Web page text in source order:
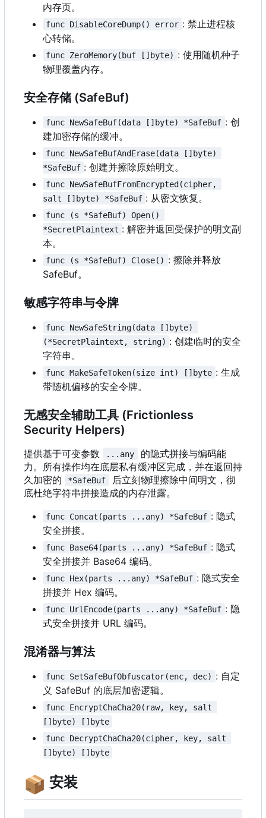
内存页。
func DisableCoreDump() error : 禁止进程核
心转储。
func ZeroMemory(buf []byte) : 使用随机种子
物理覆盖内存。
安全存储 (SafeBuf)
func NewSafeBuf(data []byte) *SafeBuf : 创
建加密存储的缓冲。
func NewSafeBufAndErase(data []byte)
*SafeBuf : 创建并擦除原始明文。
func NewSafeBufFromEncrypted(cipher,
salt []byte) *SafeBuf : 从密文恢复。
func (s *SafeBuf) Open()
*SecretPlaintext : 解密并返回受保护的明文副
本。
func (s *SafeBuf) Close() : 擦除并释放
SafeBuf。
敏感字符串与令牌
func NewSafeString(data []byte)
(*SecretPlaintext, string) : 创建临时的安全
字符串。
func MakeSafeToken(size int) []byte : 生成
带随机偏移的安全令牌。
无感安全辅助工具 (Frictionless
Security Helpers)
提供基于可变参数 ...any
的隐式拼接与编码能
力。所有操作均在底层私有缓冲区完成，并在返回持
久加密的
*SafeBuf
后立刻物理擦除中间明文，彻
底杜绝字符串拼接造成的内存泄露。
func Concat(parts ...any) *SafeBuf : 隐式
安全拼接。
func Base64(parts ...any) *SafeBuf : 隐式
安全拼接并 Base64 编码。
func Hex(parts ...any) *SafeBuf : 隐式安全
拼接并 Hex 编码。
func UrlEncode(parts ...any) *SafeBuf : 隐
式安全拼接并 URL 编码。
混淆器与算法
func SetSafeBufObfuscator(enc, dec) : 自定
义 SafeBuf 的底层加密逻辑。
func EncryptChaCha20(raw, key, salt
[]byte) []byte
func DecryptChaCha20(cipher, key, salt
[]byte) []byte
📦 安装